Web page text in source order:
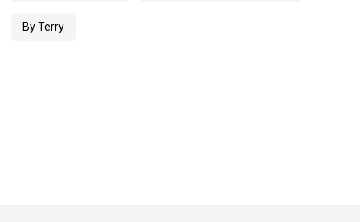
By Terry